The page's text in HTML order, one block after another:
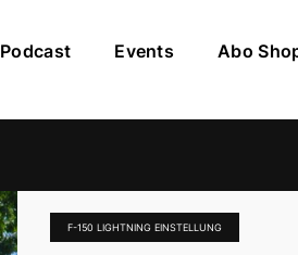
Podcast Events Abo
F-150 LIGHTNING EINSTELLUNG